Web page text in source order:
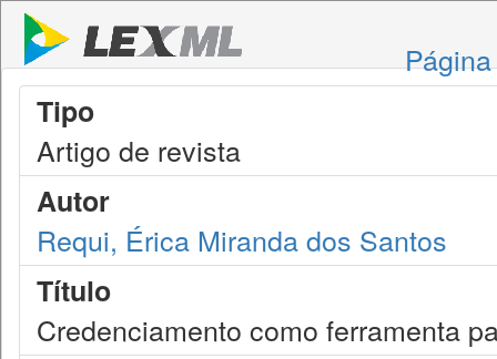
Tipo
Artigo de revista
Autor
Requi, Érica Miranda dos Santos
Título
Credenciamento como ferramenta